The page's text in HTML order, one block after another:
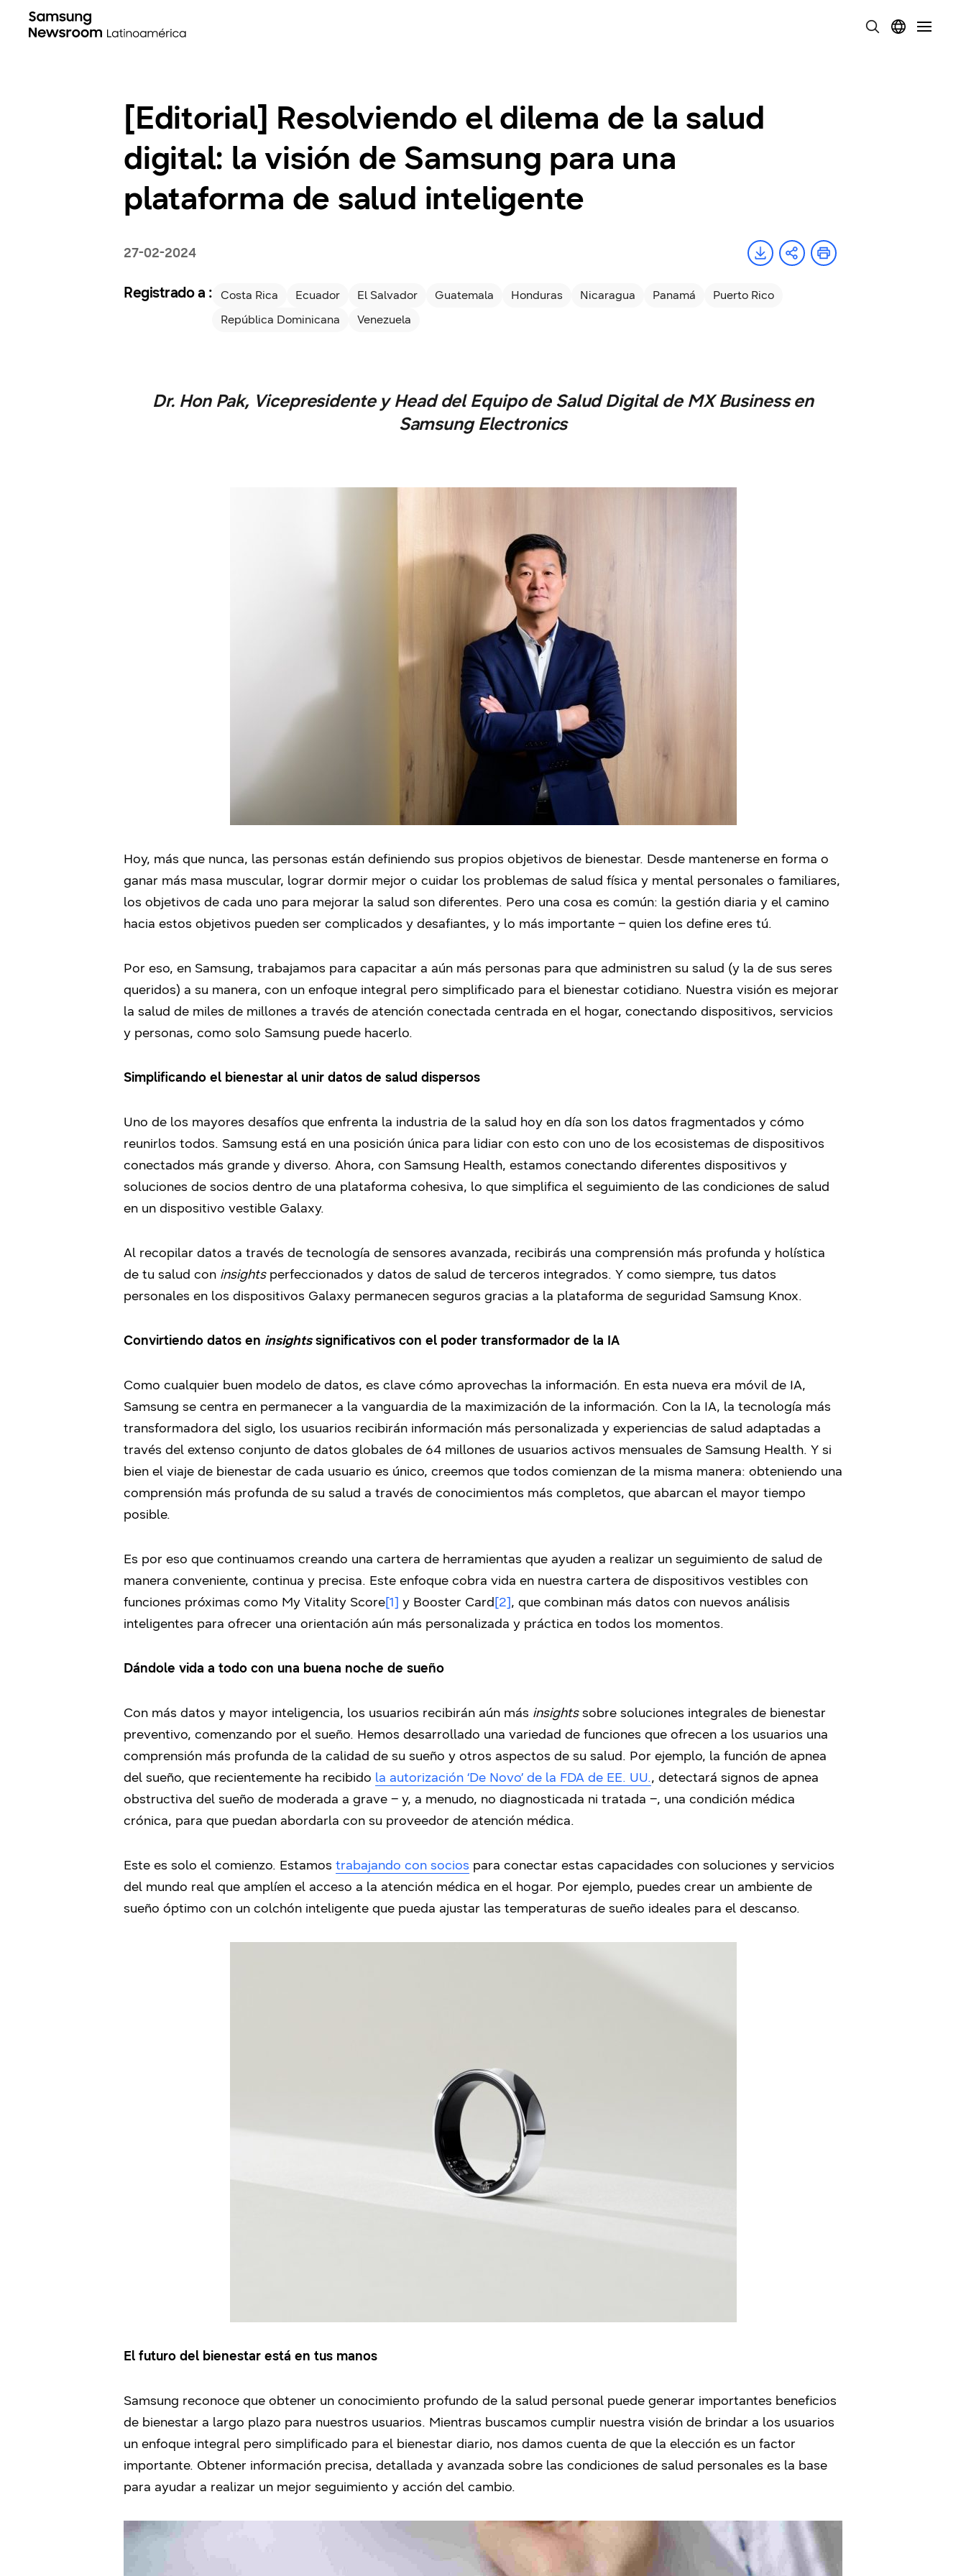
[Editorial] Resolviendo el dilema de la salud
digital: la visión de Samsung para una
plataforma de salud inteligente
27-02-2024
Registrado a : Costa Rica Ecuador El Salvador Guatemala Honduras Nicaragua Panamá
Puerto Rico
República Dominicana
Venezuela
Dr. Hon Pak, Vicepresidente y Head del Equipo de Salud Digital de MX Business en
Samsung Electronics
Hoy, más que nunca, las personas están definiendo sus propios objetivos de bienestar. Desde mantenerse en forma o
ganar más masa muscular, lograr dormir mejor o cuidar los problemas de salud física y mental personales o familiares,
los objetivos de cada uno para mejorar la salud son diferentes. Pero una cosa es común: la gestión diaria y el camino
hacia estos objetivos pueden ser complicados y desafiantes, y lo más importante – quien los define eres tú.
Por eso, en Samsung, trabajamos para capacitar a aún más personas para que administren su salud (y la de sus seres
queridos) a su manera, con un enfoque integral pero simplificado para el bienestar cotidiano. Nuestra visión es mejorar
la salud de miles de millones a través de atención conectada centrada en el hogar, conectando dispositivos, servicios
y personas, como solo Samsung puede hacerlo.
Simplificando el bienestar al unir datos de salud dispersos
Uno de los mayores desafíos que enfrenta la industria de la salud hoy en día son los datos fragmentados y cómo
reunirlos todos. Samsung está en una posición única para lidiar con esto con uno de los ecosistemas de dispositivos
conectados más grande y diverso. Ahora, con Samsung Health, estamos conectando diferentes dispositivos y
soluciones de socios dentro de una plataforma cohesiva, lo que simplifica el seguimiento de las condiciones de salud
en un dispositivo vestible Galaxy.
Al recopilar datos a través de tecnología de sensores avanzada, recibirás una comprensión más profunda y holística
de tu salud con insightsperfeccionados y datos de salud de terceros integrados. Y como siempre, tus datos
personales en los dispositivos Galaxy permanecen seguros gracias a la plataforma de seguridad Samsung Knox.
Convirtiendo datos en insightssignificativos con el poder transformador de la IA
Como cualquier buen modelo de datos, es clave cómo aprovechas la información. En esta nueva era móvil de IA,
Samsung se centra en permanecer a la vanguardia de la maximización de la información. Con la IA, la tecnología más
transformadora del siglo, los usuarios recibirán información más personalizada y experiencias de salud adaptadas a
través del extenso conjunto de datos globales de 64 millones de usuarios activos mensuales de Samsung Health. Y si
bien el viaje de bienestar de cada usuario es único, creemos que todos comienzan de la misma manera: obteniendo una
comprensión más profunda de su salud a través de conocimientos más completos, que abarcan el mayor tiempo
posible.
Es por eso que continuamos creando una cartera de herramientas que ayuden a realizar un seguimiento de salud de
manera conveniente, continua y precisa. Este enfoque cobra vida en nuestra cartera de dispositivos vestibles con
funciones próximas como My Vitality Score[1] y Booster Card[2], que combinan más datos con nuevos análisis
inteligentes para ofrecer una orientación aún más personalizada y práctica en todos los momentos.
Dándole vida a todo con una buena noche de sueño
Con más datos y mayor inteligencia, los usuarios recibirán aún más insightssobre soluciones integrales de bienestar
preventivo, comenzando por el sueño. Hemos desarrollado una variedad de funciones que ofrecen a los usuarios una
comprensión más profunda de la calidad de su sueño y otros aspectos de su salud. Por ejemplo, la función de apnea
del sueño, que recientemente ha recibido la autorización ‘De Novo’ de la FDA de EE. UU., detectará signos de apnea
obstructiva del sueño de moderada a grave – y, a menudo, no diagnosticada ni tratada –, una condición médica
crónica, para que puedan abordarla con su proveedor de atención médica.
Este es solo el comienzo. Estamos trabajando con socios para conectar estas capacidades con soluciones y servicios
del mundo real que amplíen el acceso a la atención médica en el hogar. Por ejemplo, puedes crear un ambiente de
sueño óptimo con un colchón inteligente que pueda ajustar las temperaturas de sueño ideales para el descanso.
El futuro del bienestar está en tus manos
Samsung reconoce que obtener un conocimiento profundo de la salud personal puede generar importantes beneficios
de bienestar a largo plazo para nuestros usuarios. Mientras buscamos cumplir nuestra visión de brindar a los usuarios
un enfoque integral pero simplificado para el bienestar diario, nos damos cuenta de que la elección es un factor
importante. Obtener información precisa, detallada y avanzada sobre las condiciones de salud personales es la base
para ayudar a realizar un mejor seguimiento y acción del cambio.